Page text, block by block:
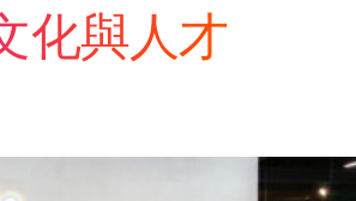
化與人才